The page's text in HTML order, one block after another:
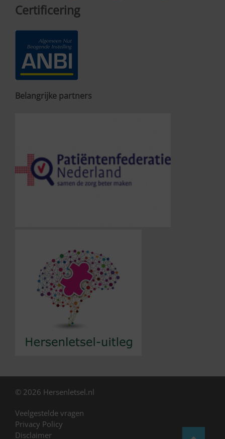
Certificering
Belangrijke partners
© 2026 Hersenletsel.nl
Veelgestelde vragen
Privacy Policy
Disclaimer